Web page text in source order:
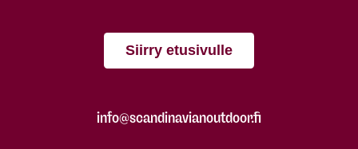
Siirry etusivulle
info@scandinavianoutdoor.fi